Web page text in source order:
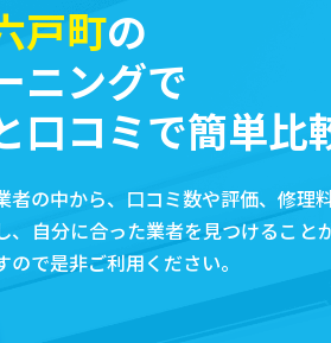
戸町の
ニングで
口コミで簡単比
の中から、口コミ数や評価、修理
自分に合った業者を見つけること
で是非ご利用ください。